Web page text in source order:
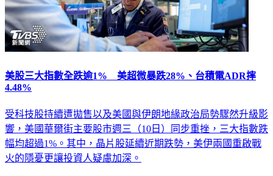
美股三大指數全跌逾1% 美超微暴跌28%、台積電ADR摔
4.48%
受科技股持續遭拋售以及美國與伊朗地緣政治局勢驟然升級影
響，美國華爾街主要股市週三（10日）同步重挫，三大指數跌
幅均超過1%。其中，晶片股延續近期跌勢，美伊兩國重啟戰
火的隱憂更讓投資人疑慮加深。